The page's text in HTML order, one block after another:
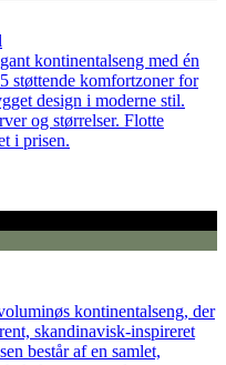
kontinentalseng med én
støttende komfortzoner for
design i moderne stil.
og størrelser. Flotte
i prisen.
kontinentalseng, der
skandinavisk-inspireret
består af en samlet,